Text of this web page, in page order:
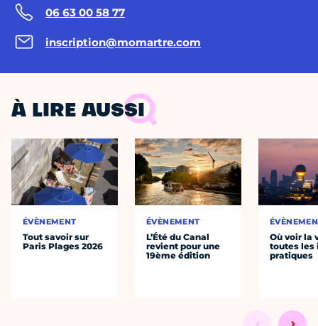
06 63 00 58 77
inscription@momartre.com
À LIRE AUSSI
ÉVÈNEMENT
Tout savoir sur
Paris Plages 2026
ÉVÈNEMENT
L’Été du Canal
revient pour une
19ème édition
Où voir la
toutes les
pratiques